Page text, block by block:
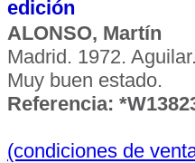
edición
ALONSO, Martín
Madrid. 1972.
Muy buen estado.
Referencia:
(condiciones de